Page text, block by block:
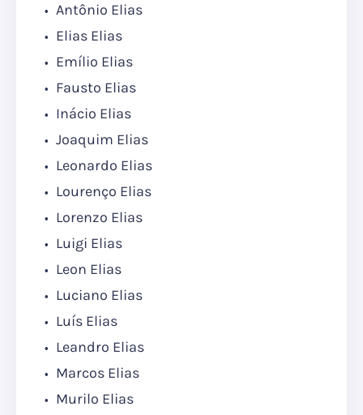
Antônio Elias
Elias Elias
Emílio Elias
Fausto Elias
Inácio Elias
Joaquim Elias
Leonardo Elias
Lourenço Elias
Lorenzo Elias
Luigi Elias
Leon Elias
Luciano Elias
Luís Elias
Leandro Elias
Marcos Elias
Murilo Elias